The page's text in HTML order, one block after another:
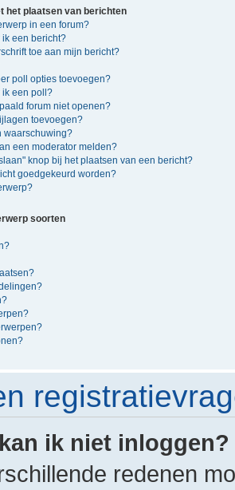
het plaatsen van berichten
in een forum?
een bericht?
toe aan mijn bericht?
poll opties toevoegen?
ik een poll?
forum niet openen?
toevoegen?
waarschuwing?
een moderator melden?
knop bij het plaatsen van een bericht?
goedgekeurd worden?
soorten
ik niet inloggen?
redenen